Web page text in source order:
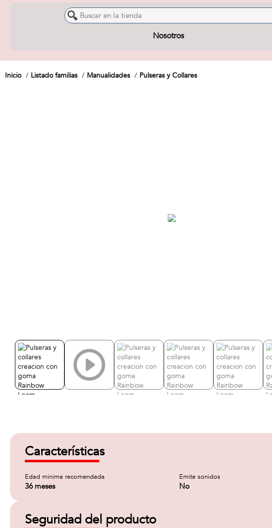
Nosotros
Inicio Listado familias Manualidades Pulseras y Collares
Características
Edad minima recomendada
36 meses
Emite sonidos
No
Seguridad del producto